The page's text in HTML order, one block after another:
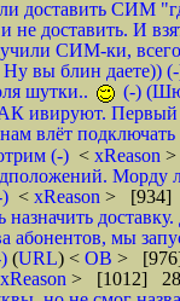
доставить СИМ
не доставить. И
СИМ-ки,
Ну вы блин даете))
шутки..
(-)
ивируют. Первый
влёт подключать
(-) < xReason
Морду
< xReason > [934]
абонентов, мы
(URL) < ОВ >
xReason > [1012]